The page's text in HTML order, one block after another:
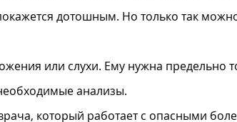
дотошным. Но только так можно
или слухи. Ему нужна предельно
анализы.
который работает с опасными